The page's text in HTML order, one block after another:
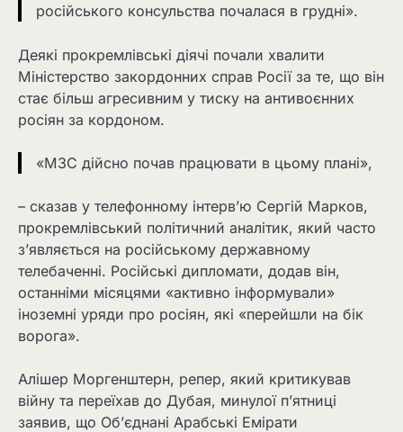
російського консульства почалася в грудні».
Деякі прокремлівські діячі почали хвалити
Міністерство закордонних справ Росії за те, що він
стає більш агресивним у тиску на антивоєнних
росіян за кордоном.
«MЗС дійсно почав працювати в цьому плані»,
– сказав у телефонному інтерв’ю Сергій Марков,
прокремлівський політичний аналітик, який часто
з’являється на російському державному
телебаченні. Російські дипломати, додав він,
останніми місяцями «активно інформували»
іноземні уряди про росіян, які «перейшли на бік
ворога».
Алішер Моргенштерн, репер, який критикував
війну та переїхав до Дубая, минулої п’ятниці
заявив, що Об’єднані Арабські Емірати